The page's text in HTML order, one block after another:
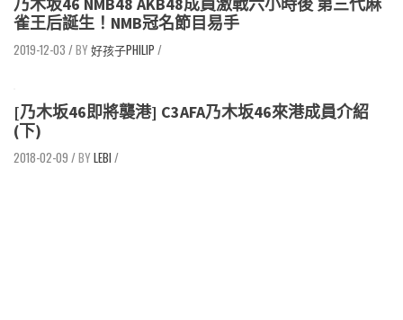
雀王后誕生！NMB冠名節目易手
2019-12-03 / 好孩子PHILIP /
[乃木坂46即將襲港] C3AFA乃木坂46來港成員介紹
(下)
2018-02-09 / LEBI /